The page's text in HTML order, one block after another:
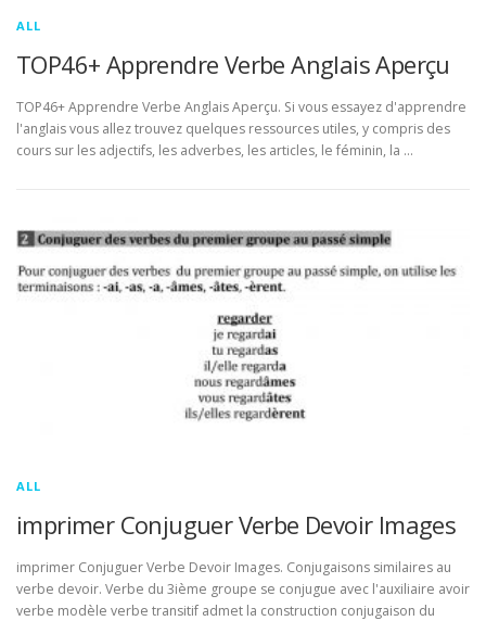
ALL
TOP46+ Apprendre Verbe Anglais Aperçu
TOP46+ Apprendre Verbe Anglais Aperçu. Si vous essayez d'apprendre
l'anglais vous allez trouvez quelques ressources utiles, y compris des
cours sur les adjectifs, les adverbes, les articles, le féminin, la …
ALL
imprimer Conjuguer Verbe Devoir Images
imprimer Conjuguer Verbe Devoir Images. Conjugaisons similaires au
verbe devoir. Verbe du 3ième groupe se conjugue avec l'auxiliaire avoir
verbe modèle verbe transitif admet la construction conjugaison du